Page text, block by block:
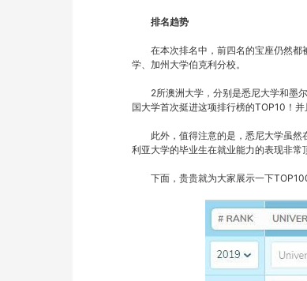
排名趋势
在本次排名中，前四名的宝座仍然都
学、加州大学伯克利分校。
2所澳洲大学，分别是悉尼大学和墨尔
国大学首次挺进这项排行榜的TOP10！
此外，值得注意的是，悉尼大学虽然
利亚大学的毕业生在就业能力的表现非常
下面，贵贵就为大家展示一下